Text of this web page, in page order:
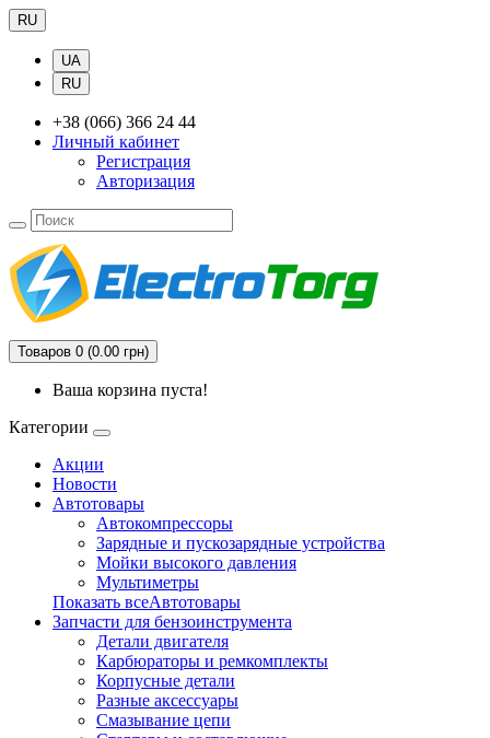
RU
UA
RU
+38 (066) 366 24 44
Личный кабинет
Регистрация
Авторизация
Товаров 0 (0.00 грн)
Ваша корзина пуста!
Категории
Акции
Новости
Автотовары
Автокомпрессоры
Зарядные и пускозарядные устройства
Мойки высокого давления
Мультиметры
Показать всеАвтотовары
Запчасти для бензоинструмента
Детали двигателя
Карбюраторы и ремкомплекты
Корпусные детали
Разные аксессуары
Смазывание цепи